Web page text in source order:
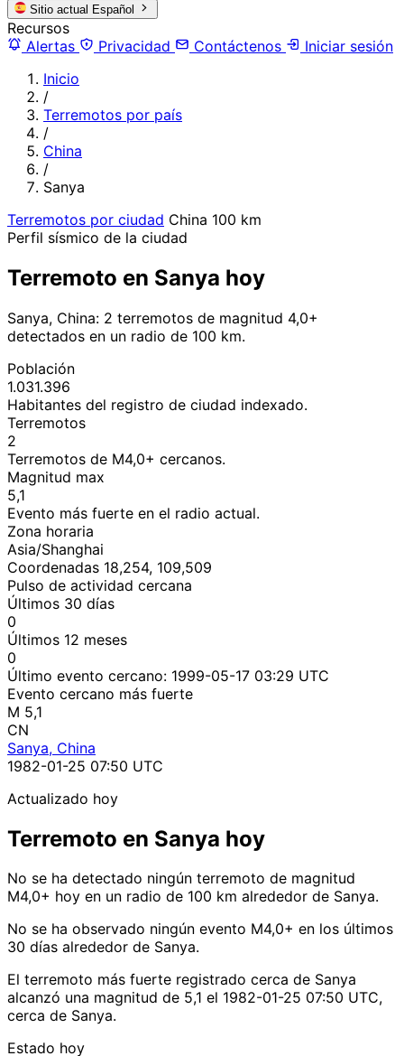
Sitio actual Español
Recursos
Alertas
Privacidad Contáctenos
Iniciar sesión
Inicio
/
Terremotos por país
/
China
/
Sanya
Terremotos por ciudad China 100 km
Perfil sísmico de la ciudad
Terremoto en Sanya hoy
Sanya, China: 2 terremotos de magnitud 4,0+
detectados en un radio de 100 km.
Población
1.031.396
Habitantes del registro de ciudad indexado.
Terremotos
2
Terremotos de M4,0+ cercanos.
Magnitud max
5,1
Evento más fuerte en el radio actual.
Zona horaria
Asia/Shanghai
Coordenadas 18,254, 109,509
Pulso de actividad cercana
Últimos 30 días
0
Últimos 12 meses
0
Último evento cercano: 1999-05-17 03:29 UTC
Evento cercano más fuerte
M 5,1
CN
Sanya, China
1982-01-25 07:50 UTC
Actualizado hoy
Terremoto en Sanya hoy
No se ha detectado ningún terremoto de magnitud
M4,0+ hoy en un radio de 100 km alrededor de Sanya.
No se ha observado ningún evento M4,0+ en los últimos
30 días alrededor de Sanya.
El terremoto más fuerte registrado cerca de Sanya
alcanzó una magnitud de 5,1 el 1982-01-25 07:50 UTC,
cerca de Sanya.
Estado hoy